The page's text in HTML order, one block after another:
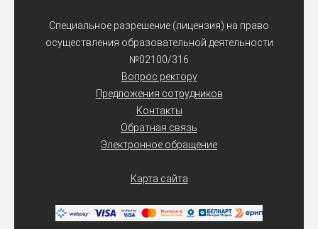
Специальное разрешение (лицензия) на право
осуществления образовательной деятельности
№02100/316
Вопрос ректору
Предложения сотрудников
Контакты
Обратная связь
Электронное обращение
Карта сайта